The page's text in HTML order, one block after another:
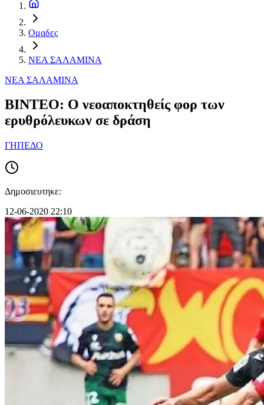
Ομαδες
ΝΕΑ ΣΑΛΑΜΙΝΑ
ΝΕΑ ΣΑΛΑΜΙΝΑ
ΒΙΝΤΕΟ: Ο νεοαποκτηθείς φορ των
ερυθρόλευκων σε δράση
ΓΗΠΕΔΟ
Δημοσιευτηκε:
12-06-2020 22:10